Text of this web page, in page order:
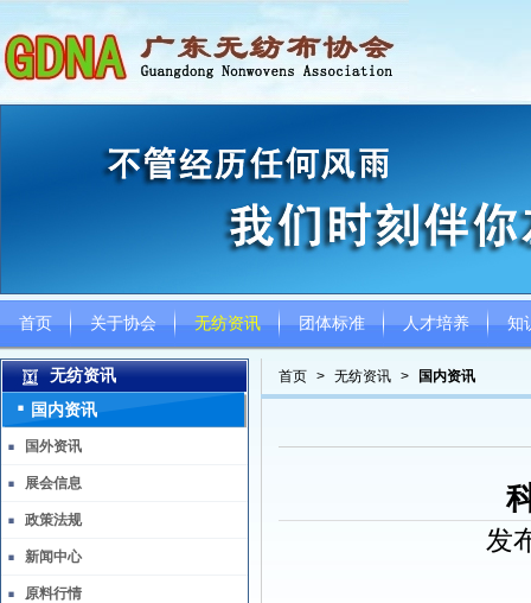
首页 关于协会 无纺资讯 团体标准 人才培养 知
首页 > 无纺资讯 > 国内资讯
发
无纺资讯
国内资讯
国外资讯
展会信息
政策法规
新闻中心
原料行情